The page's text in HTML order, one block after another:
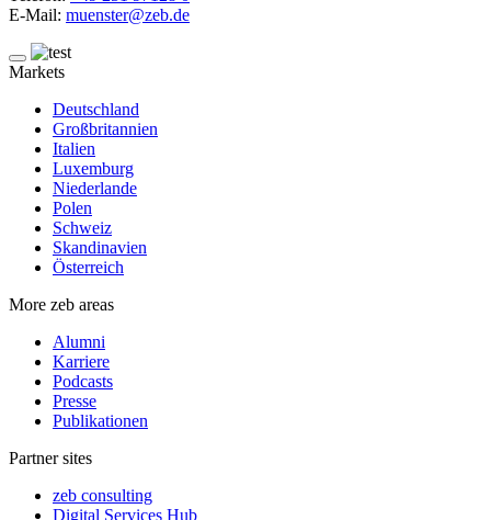
E-Mail: muenster@zeb.de
Markets
Deutschland
Großbritannien
Italien
Luxemburg
Niederlande
Polen
Schweiz
Skandinavien
Österreich
More zeb areas
Alumni
Karriere
Podcasts
Presse
Publikationen
Partner sites
zeb consulting
Digital Services Hub